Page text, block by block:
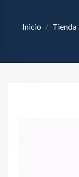
Inicio / Tienda